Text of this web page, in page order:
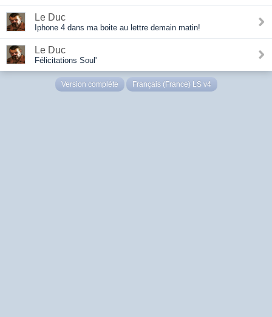
Le Duc
Iphone 4 dans ma boite au lettre demain matin!
Le Duc
Félicitations Soul'
Version complète Français (France) LS v4